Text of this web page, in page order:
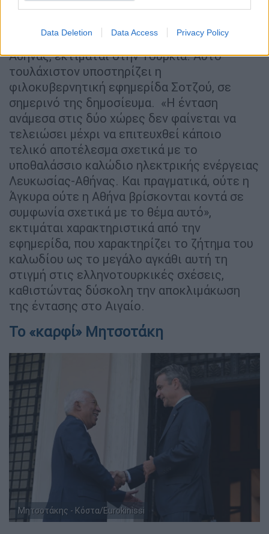
Data Deletion Data Access Privacy Policy
Ωστόσο, το πραγματικό επίδικο δεν φαίνεται
να είναι το πλοίο αλλά το υποθαλάσσιο
καλώδιο ηλεκτρικής ενέργειας Λευκωσίας-
Αθήνας, εκτιμάται στην Τουρκία. Αυτό
τουλάχιστον υποστηρίζει η
φιλοκυβερνητική εφημερίδα Σοτζού, σε
σημερινό της δημοσίευμα. «Η ένταση
ανάμεσα στις δύο χώρες δεν φαίνεται να
τελειώσει μέχρι να επιτευχθεί κάποιο
τελικό αποτέλεσμα σχετικά με το
υποθαλάσσιο καλώδιο ηλεκτρικής ενέργειας
Λευκωσίας-Αθήνας. Και πραγματικά, ούτε η
Άγκυρα ούτε η Αθήνα βρίσκονται κοντά σε
συμφωνία σχετικά με το θέμα αυτό»,
εκτιμάται χαρακτηριστικά από την
εφημερίδα, που χαρακτηρίζει το ζήτημα του
καλωδίου ως το μεγάλο αγκάθι αυτή τη
στιγμή στις ελληνοτουρκικές σχέσεις,
καθιστώντας δύσκολη την αποκλιμάκωση
της έντασης στο Αιγαίο.
Το «καρφί» Μητσοτάκη
Μητσοτάκης - Κόστα/Eurokinissi